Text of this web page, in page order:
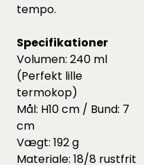
tempo.
Specifikationer
Volumen: 240 ml
(Perfekt lille
termokop)
Mål: H10 cm / Bund: 7
cm
Vægt: 192 g
Materiale: 18/8 rustfrit